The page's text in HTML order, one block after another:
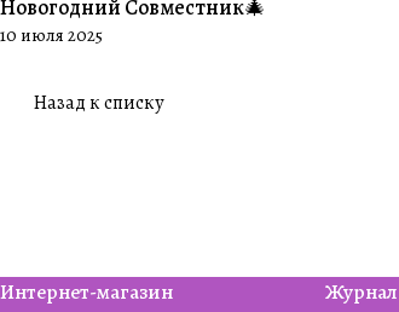
#Совместники
Новогодний Совместник🎄
10 июля 2025
Назад к списку
Интернет-магазин Журнал